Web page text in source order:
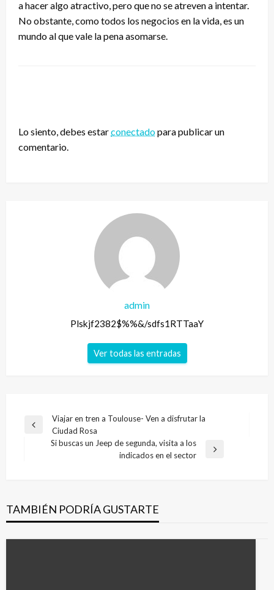
a hacer algo atractivo, pero que no se atreven a intentar.
No obstante, como todos los negocios en la vida, es un
mundo al que vale la pena asomarse.
Lo siento, debes estarconectadopara publicar un
comentario.
admin
Plskjf2382$%%&/sdfs1RTTaaY
Ver todas las entradas
Navegación
Entrada
anterior
Viajar en tren a Toulouse- Ven a disfrutar la
Ciudad Rosa
Si buscas un Jeep de segunda, visita a los
indicados en el sector
TAMBIÉN PODRÍA GUSTARTE